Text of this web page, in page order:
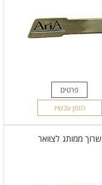
פרטים
הזמן עכשיו
שרוך ממותג לצוואר